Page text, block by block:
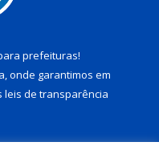
prefeituras!
onde garantimos em
leis de transparência